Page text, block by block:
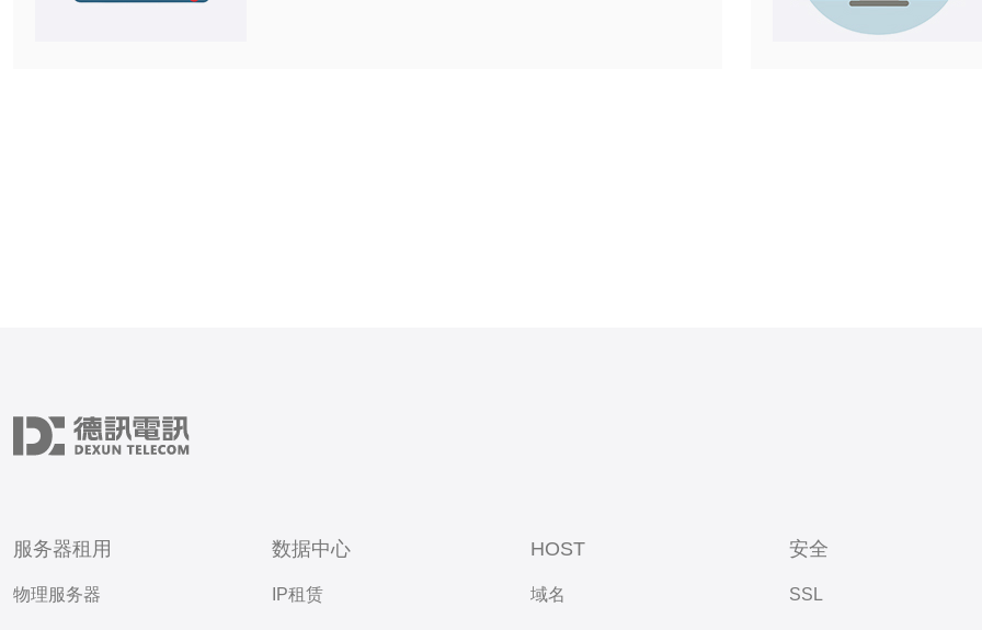
服务器租用
物理服务器
数据中心
IP租赁
HOST
域名
安全
SSL